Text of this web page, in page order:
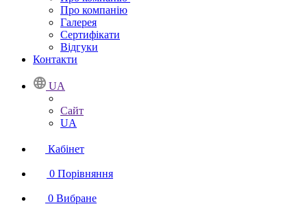
Про компанію
Галерея
Сертифікати
Відгуки
Контакти
UA
Сайт
UA
Кабінет
0 Порівняння
0 Вибране